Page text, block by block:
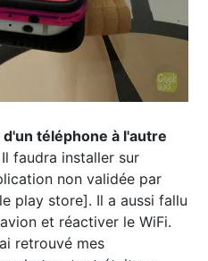
téléphone à l'autre
Il faudra installer sur
non validée par
play store]. Il a aussi fallu
et réactiver le WiFi.
retrouvé mes